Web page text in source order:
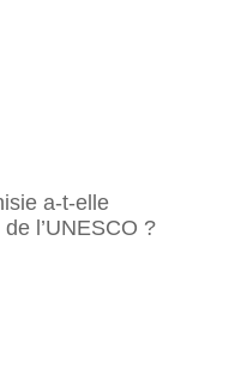
a-t-elle
l’UNESCO ?